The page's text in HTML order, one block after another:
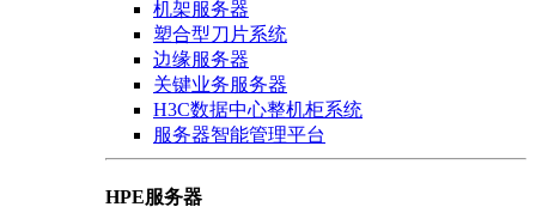
机架服务器
塑合型刀片系统
边缘服务器
关键业务服务器
H3C数据中心整机柜系统
服务器智能管理平台
HPE服务器